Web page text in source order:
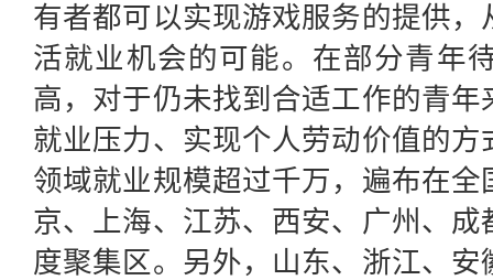
有者都可以实现游戏服务的提供
活就业机会的可能。在部分青年
高，对于仍未找到合适工作的青
就业压力、实现个人劳动价值的
领域就业规模超过千万，遍布在
京、上海、江苏、西安、广州、
度聚集区。另外，山东、浙江、